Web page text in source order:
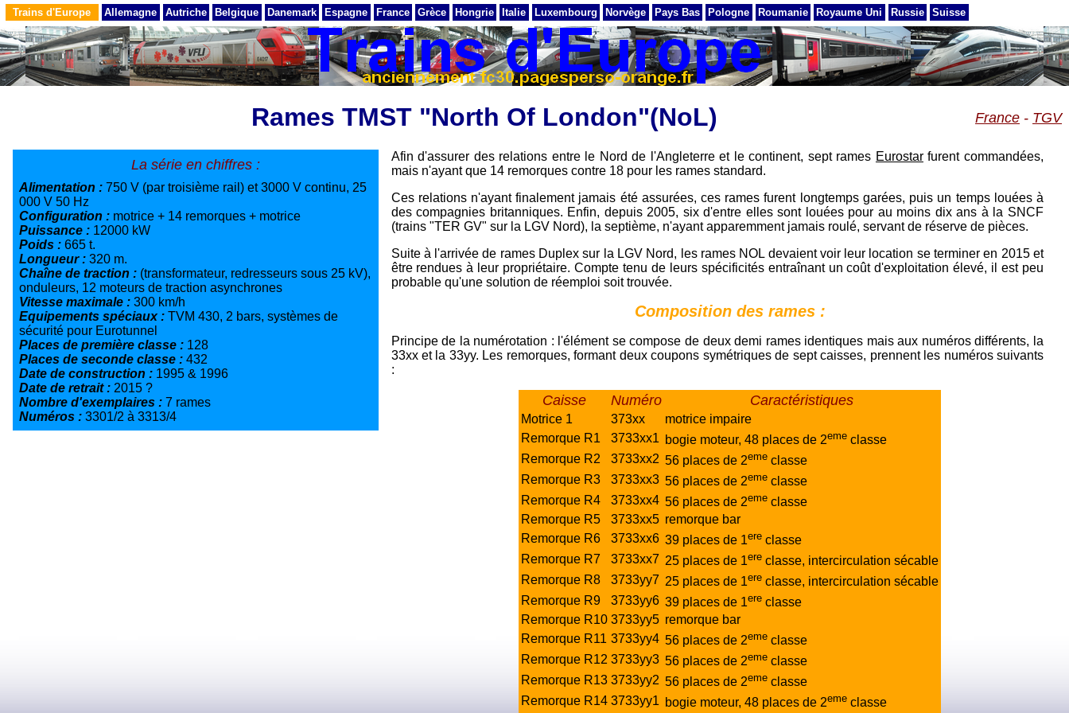
Trains d'Europe Allemagne Autriche Belgique Danemark Espagne France Grèce Hongrie Italie Luxembourg Norvège Pays Bas Pologne Roumanie Royaume Uni Russie Suisse
Rames TMST "North Of London"(NoL) France - TGV
La série en chiffres :
Alimentation : 750 V (par troisième rail) et 3000 V continu, 25
000 V 50 Hz
Configuration : motrice + 14 remorques + motrice
Puissance : 12000 kW
Poids : 665 t.
Longueur : 320 m.
Chaîne de traction : (transformateur, redresseurs sous 25 kV),
onduleurs, 12 moteurs de traction asynchrones
Vitesse maximale : 300 km/h
Equipements spéciaux : TVM 430, 2 bars, systèmes de
sécurité pour Eurotunnel
Places de première classe : 128
Places de seconde classe : 432
Date de construction : 1995 & 1996
Date de retrait : 2015 ?
Nombre d'exemplaires : 7 rames
Numéros : 3301/2 à 3313/4
Afin d'assurer des relations entre le Nord de l'Angleterre et le continent, sept rames Eurostarfurent commandées,
mais n'ayant que 14 remorques contre 18 pour les rames standard.
Ces relations n'ayant finalement jamais été assurées, ces rames furent longtemps garées, puis un temps louées à
des compagnies britanniques. Enfin, depuis 2005, six d'entre elles sont louées pour au moins dix ans à la SNCF
(trains "TER GV" sur la LGV Nord), la septième, n'ayant apparemment jamais roulé, servant de réserve de pièces.
Suite à l'arrivée de rames Duplex sur la LGV Nord, les rames NOL devaient voir leur location se terminer en 2015 et
être rendues à leur propriétaire. Compte tenu de leurs spécificités entraînant un coût d'exploitation élevé, il est peu
probable qu'une solution de réemploi soit trouvée.
Composition des rames :
Principe de la numérotation : l'élément se compose de deux demi rames identiques mais aux numéros différents, la
33xx et la 33yy. Les remorques, formant deux coupons symétriques de sept caisses, prennent les numéros suivants
:
Caisse Numéro Caractéristiques
Motrice 1 373xx
motrice impaire
Remorque R1
3733xx1 bogie moteur, 48 places de 2eme classe
Remorque R2
3733xx2 56 places de 2eme classe
Remorque R3
3733xx3 56 places de 2eme classe
Remorque R4
3733xx4 56 places de 2eme classe
Remorque R5
3733xx5 remorque bar
Remorque R6
3733xx6 39 places de 1ere classe
Remorque R7
3733xx7 25 places de 1ere classe, intercirculation sécable
Remorque R8
3733yy7 25 places de 1ere classe, intercirculation sécable
Remorque R9
3733yy6 39 places de 1ere classe
Remorque R10 3733yy5 remorque bar
Remorque R11 3733yy4 56 places de 2eme classe
Remorque R12 3733yy3 56 places de 2eme classe
Remorque R13 3733yy2 56 places de 2eme classe
Remorque R14 3733yy1 bogie moteur, 48 places de 2eme classe